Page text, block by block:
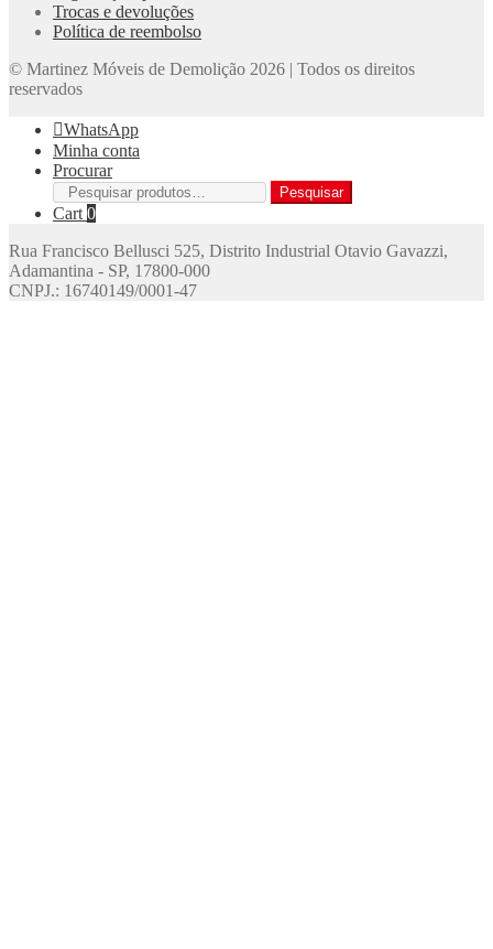
Trocas e devoluções
Política de reembolso
© Martinez Móveis de Demolição 2026 | Todos os direitos
reservados
WhatsApp
Minha conta
Procurar
Pesquisar
por:
Pesquisar
Cart 0
Rua Francisco Bellusci 525, Distrito Industrial Otavio Gavazzi,
Adamantina - SP, 17800-000
CNPJ.: 16740149/0001-47